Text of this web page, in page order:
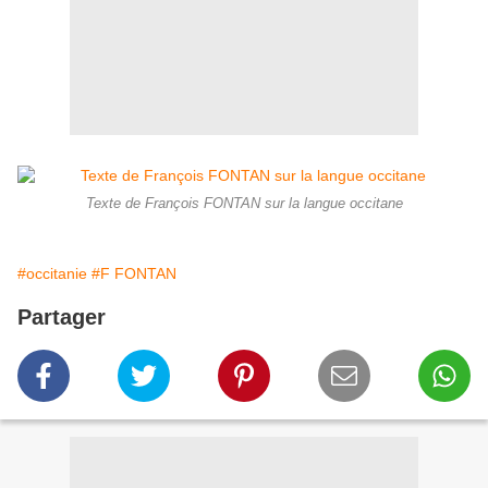
Texte de François FONTAN sur la langue occitane
#occitanie #F FONTAN
Partager